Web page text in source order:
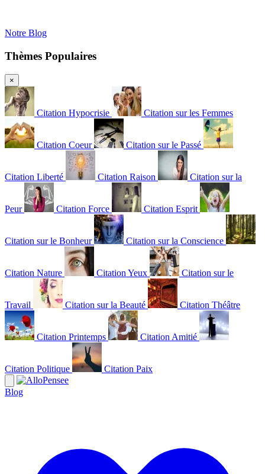
Notre Blog
Thèmes Populaires
×
Citation Hypocrisie Citation sur les Femmes
Citation Coeur Citation sur le Passé
Citation Liberté Citation Raison Citation sur la
Peur Citation Force Citation Esprit
Citation sur le Bonheur Citation sur la Conscience
Citation Nature Citation Yeux Citation sur le
Travail Citation sur la Beauté Citation Théâtre
Citation Printemps Citation Amitié
Citation Politique Citation Paix
Blog